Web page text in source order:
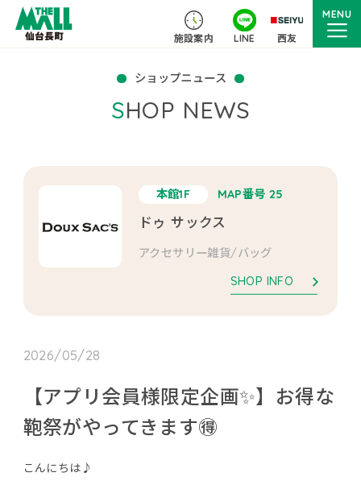
施設案内 LINE 西友
MENU
ショップニュース
SHOP NEWS
本館1F MAP番号 25
ドゥ サックス
アクセサリー雑貨/バッグ
SHOP INFO
2026/05/28
【アプリ会員様限定企画✨】お得な
鞄祭がやってきます🉐
こんにちは♪